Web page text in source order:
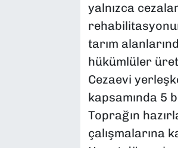
yalnızca
tarım
hükümlüler
Cezaevi
kapsamında 5
Toprağın
çalışmalarına